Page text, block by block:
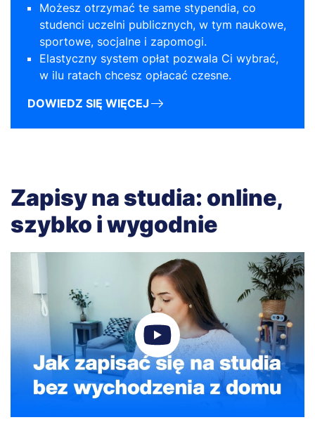
Możesz otrzymać te same stypendia, co
studenci uczelni publicznych, w tym naukowe,
sportowe, socjalne i zapomogi.
Elastyczny system opłat pozwala Ci wybrać,
w ilu ratach chcesz opłacać czesne.
DOWIEDZ SIĘ WIĘCEJ
Zapisy na studia: online,
szybko i wygodnie